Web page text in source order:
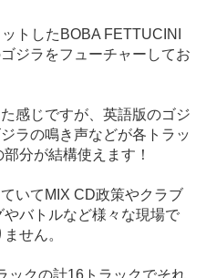
トしたBOBA FETTUCINI
ジラをフューチャーしてお
感じですが、英語版のゴジ
ラの鳴き声などが各トラッ
分が結構使えます！
いてMIX CD政策やクラブ
バトルなど様々な現場で
せん。
ックの計16トラックでそれ